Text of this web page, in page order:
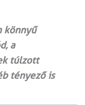
könnyű
a
túlzott
tényező is